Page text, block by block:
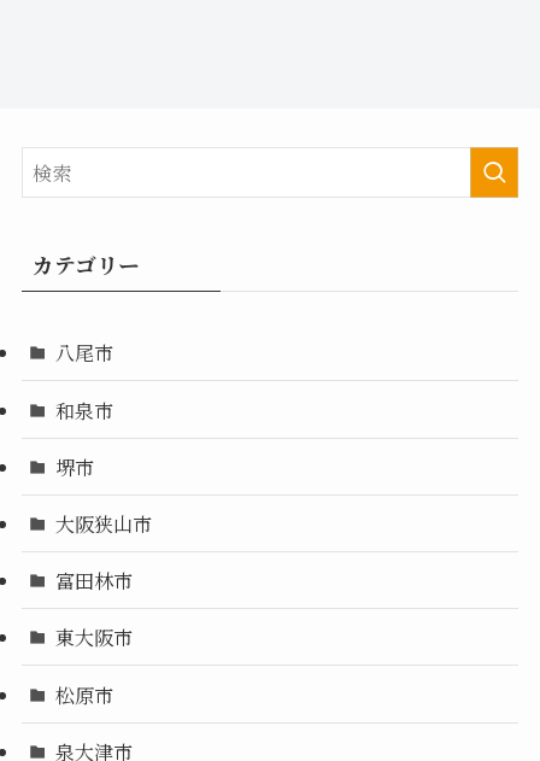
カテゴリー
八尾市
和泉市
堺市
大阪狭山市
富田林市
東大阪市
松原市
泉大津市